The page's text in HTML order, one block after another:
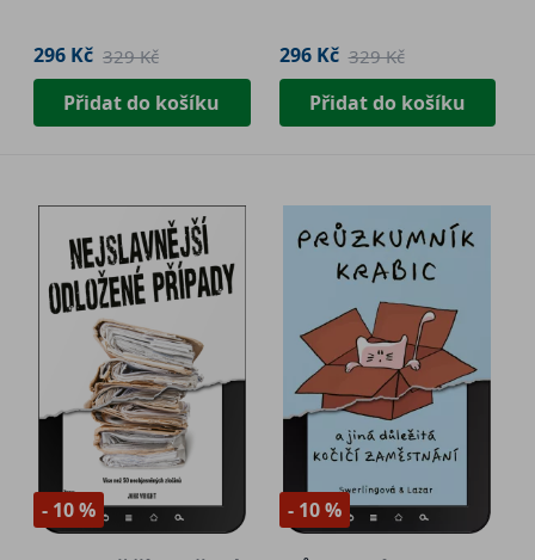
296 Kč 329 Kč
Přidat do košíku
296 Kč 329 Kč
Přidat do košíku
- 10 % - 10 %